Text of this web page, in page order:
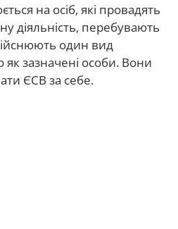
на осіб, які провадять
діяльність, перебувають
один вид
як зазначені особи. Вони
ЄСВ за себе.